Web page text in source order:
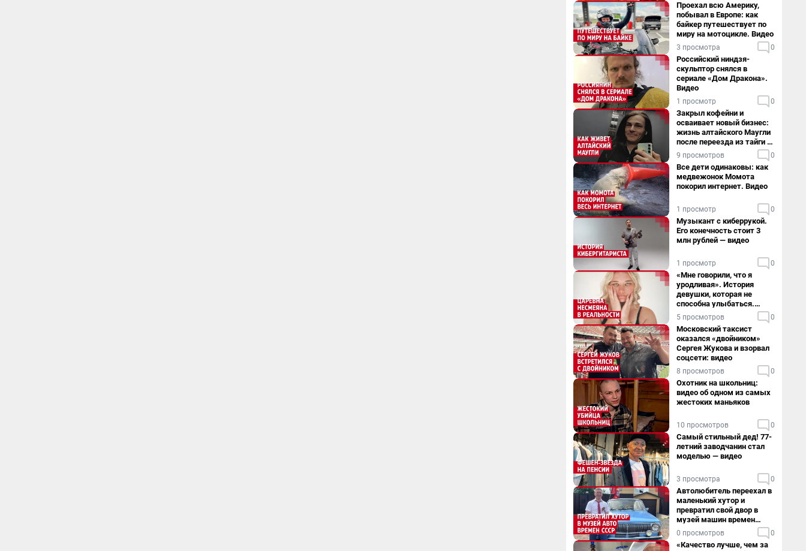
Проехал всю Америку,
побывал в Европе: как
байкер путешествует по
миру на мотоцикле. Видео
3 просмотра 0
Российский ниндзя-
скульптор снялся в
сериале «Дом Дракона».
Видео
1 просмотр 0
Закрыл кофейни и
осваивает новый бизнес:
жизнь алтайского Маугли
после переезда из тайги в
столицу
9 просмотров 0
Все дети одинаковы: как
медвежонок Момота
покорил интернет. Видео
1 просмотр 0
Музыкант с киберрукой.
Его конечность стоит 3
млн рублей — видео
1 просмотр 0
«Мне говорили, что я
уродливая». История
девушки, которая не
способна улыбаться.
Видео
5 просмотров 0
Московский таксист
оказался «двойником»
Сергея Жукова и взорвал
соцсети: видео
8 просмотров 0
Охотник на школьниц:
видео об одном из самых
жестоких маньяков
10 просмотров 0
Самый стильный дед! 77-
летний заводчанин стал
моделью — видео
3 просмотра 0
Автолюбитель переехал в
маленький хутор и
превратил свой двор в
музей машин времен
СССР. Видео
0 просмотров 0
«Качество лучше, чем за